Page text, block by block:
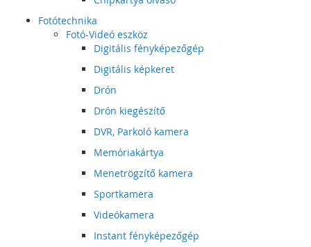
Fotótechnika
Fotó-Videó eszköz
Digitális fényképezőgép
Digitális képkeret
Drón
Drón kiegészítő
DVR, Parkoló kamera
Memóriakártya
Menetrögzítő kamera
Sportkamera
Videókamera
Instant fényképezőgép